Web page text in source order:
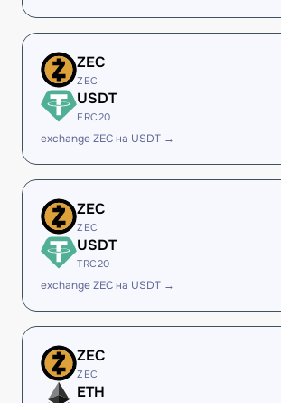
ZEC
ZEC
USDT
ERC20
exchange ZEC на USDT →
ZEC
ZEC
USDT
TRC20
exchange ZEC на USDT →
ZEC
ZEC
ETH